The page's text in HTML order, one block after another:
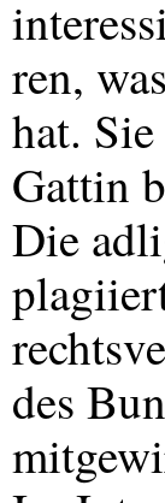
ren,
hat.
Gattin
Die
des